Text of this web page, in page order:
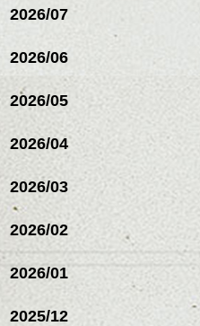
2026/07
2026/06
2026/05
2026/04
2026/03
2026/02
2026/01
2025/12